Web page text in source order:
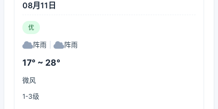
08月11日
优
阵雨 阵雨
17° ~ 28°
微风
1-3级